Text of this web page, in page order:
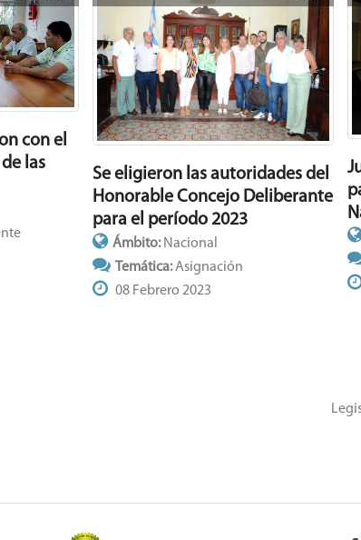
con el
las
Se eligieron las autoridades del
Honorable Concejo Deliberante
para el período 2023
Ámbito:Nacional
Temática:Asignación
08 Febrero 2023